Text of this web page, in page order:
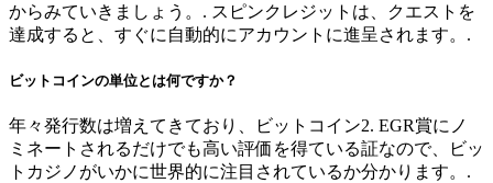
からみていきましょう。. スピンクレジットは、クエストを
達成すると、すぐに自動的にアカウントに進呈されます。.
ビットコインの単位とは何ですか？
年々発行数は増えてきており、ビットコイン2. EGR賞にノ
ミネートされるだけでも高い評価を得ている証なので、ビッ
トカジノがいかに世界的に注目されているか分かります。.